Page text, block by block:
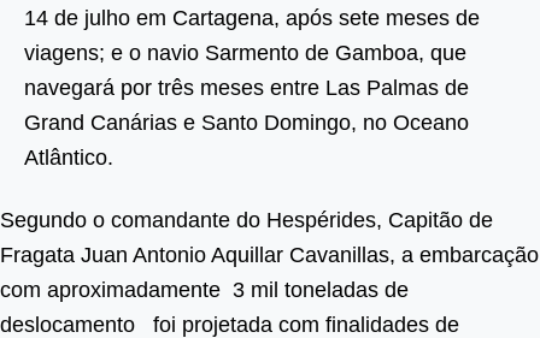
14 de julho em Cartagena, após sete meses de
viagens; e o navio Sarmento de Gamboa, que
navegará por três meses entre Las Palmas de
Grand Canárias e Santo Domingo, no Oceano
Atlântico.
Segundo o comandante do Hespérides, Capitão de
Fragata Juan Antonio Aquillar Cavanillas, a embarcação
com aproximadamente 3 mil toneladas de
deslocamento foi projetada com finalidades de